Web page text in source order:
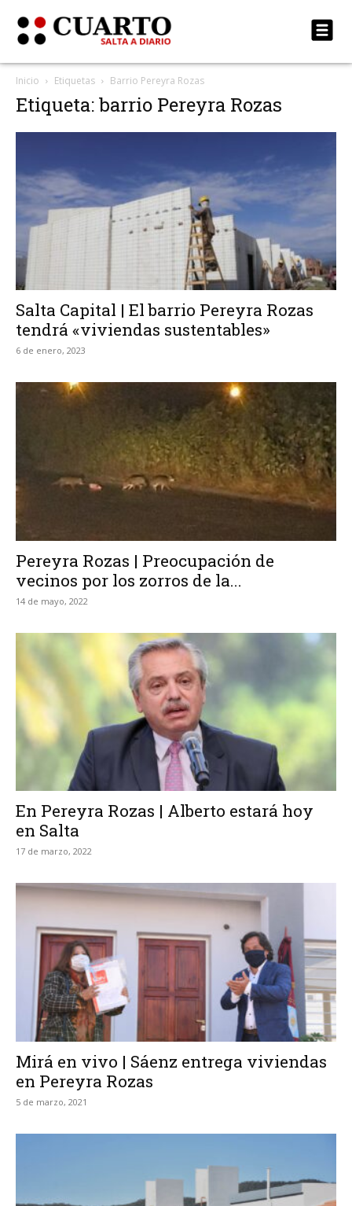
Inicio Etiquetas Barrio Pereyra Rozas
Etiqueta: barrio Pereyra Rozas
Salta Capital | El barrio Pereyra Rozas
tendrá «viviendas sustentables»
6 de enero, 2023
Pereyra Rozas | Preocupación de
vecinos por los zorros de la...
14 de mayo, 2022
En Pereyra Rozas | Alberto estará hoy
en Salta
17 de marzo, 2022
Mirá en vivo | Sáenz entrega viviendas
en Pereyra Rozas
5 de marzo, 2021